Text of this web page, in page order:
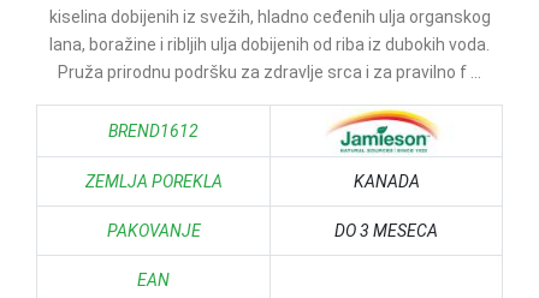
kiselina dobijenih iz svežih, hladno ceđenih ulja organskog
lana, boražine i ribljih ulja dobijenih od riba iz dubokih voda.
Pruža prirodnu podršku za zdravlje srca i za pravilno f ...
BREND1612
ZEMLJA POREKLA KANADA
PAKOVANJE DO 3 MESECA
EAN